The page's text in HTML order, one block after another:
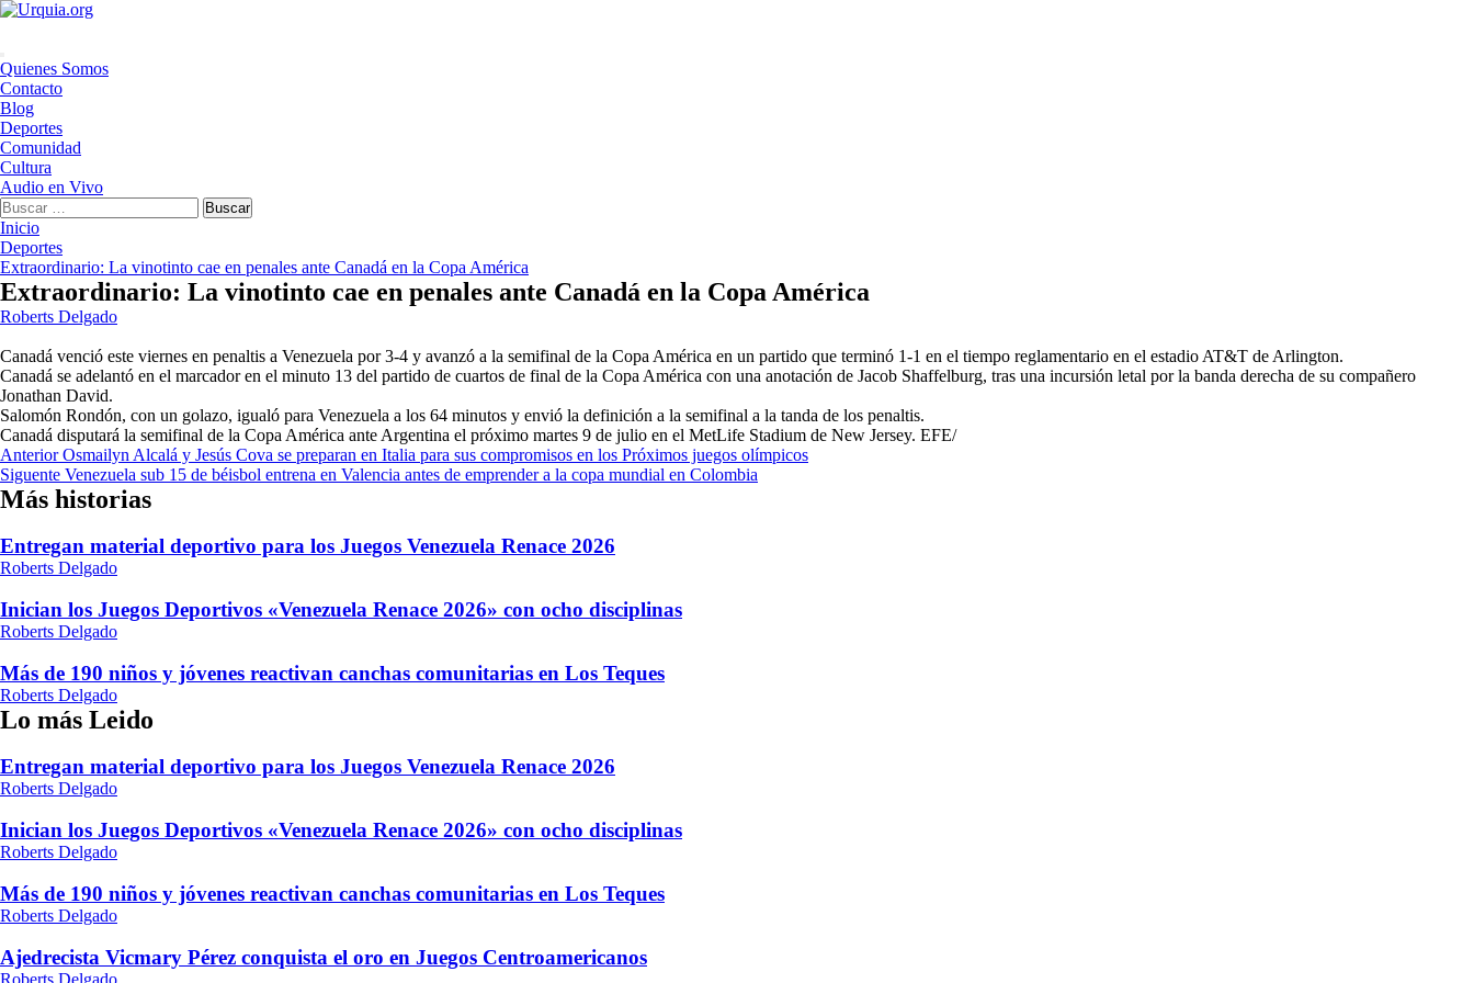
Saltar
Menú
principal
Quienes Somos
Contacto
Blog
Deportes
Comunidad
Cultura
Audio en Vivo
Buscar:
Inicio
Deportes
Extraordinario: La vinotinto cae en penales ante Canadá en la Copa América
Extraordinario: La vinotinto cae en penales ante Canadá en la Copa América
Roberts Delgado
Canadá venció este viernes en penaltis a Venezuela por 3-4 y avanzó a la semifinal de la Copa América en un partido que terminó 1-1 en el tiempo reglamentario en el estadio AT&T de Arlington.
Canadá se adelantó en el marcador en el minuto 13 del partido de cuartos de final de la Copa América con una anotación de Jacob Shaffelburg, tras una incursión letal por la banda derecha de su compañero
Jonathan David.
Salomón Rondón, con un golazo, igualó para Venezuela a los 64 minutos y envió la definición a la semifinal a la tanda de los penaltis.
Canadá disputará la semifinal de la Copa América ante Argentina el próximo martes 9 de julio en el MetLife Stadium de New Jersey. EFE/
Navegación
de
entradas
AnteriorOsmailyn Alcalá y Jesús Cova se preparan en Italia para sus compromisos en los Próximos juegos olímpicos
Siguente Venezuela sub 15 de béisbol entrena en Valencia antes de emprender a la copa mundial en Colombia
Más historias
Entregan material deportivo para los Juegos Venezuela Renace 2026
Roberts Delgado
Inician los Juegos Deportivos «Venezuela Renace 2026» con ocho disciplinas
Roberts Delgado
Más de 190 niños y jóvenes reactivan canchas comunitarias en Los Teques
Roberts Delgado
Lo más Leido
Entregan material deportivo para los Juegos Venezuela Renace 2026
Roberts Delgado
Inician los Juegos Deportivos «Venezuela Renace 2026» con ocho disciplinas
Roberts Delgado
Más de 190 niños y jóvenes reactivan canchas comunitarias en Los Teques
Roberts Delgado
Ajedrecista Vicmary Pérez conquista el oro en Juegos Centroamericanos
Roberts Delgado